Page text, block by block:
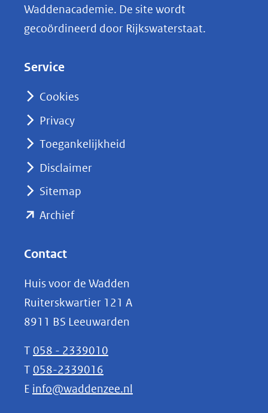
k
e
nieuw
naar
Waddenacademie. De site wordt
gecoördineerd door Rijkswaterstaat.
Service
Cookies
Privacy
Toegankelijkheid
Disclaimer
Sitemap
Archief(opent
(verwijst
naar
een
andere
website)
Contact
Huis voor de Wadden
Ruiterskwartier 121 A
8911 BS Leeuwarden
T 058 - 2339010
T 058-2339016
E info@waddenzee.nl